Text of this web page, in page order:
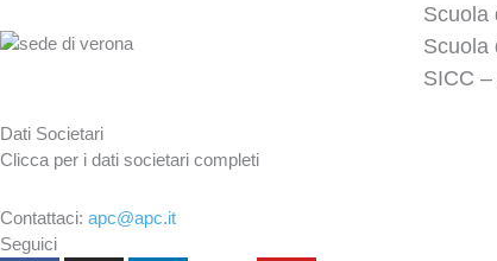
Scuola
Scuola
SICC
Dati Societari
Clicca per i dati societari completi
Contattaci: apc@apc.it
Seguici